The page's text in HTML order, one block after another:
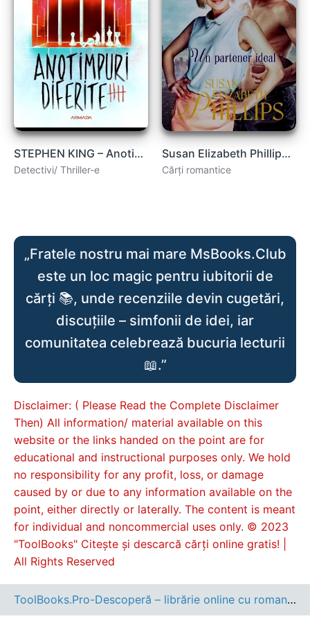
STEPHEN KING – Anotimpuri diferite carte .PDF
Detectivi/ Thriller-e
Susan Elizabeth Phillips- Chicago Stars #3 -Un Partener Ideal .PDF
Cărți romantice
„Fratele nostru mai mare MsBooks.Club
este un loc magic pentru iubitorii de
cărți 📚, unde recenziile devin cugetări,
discuțiile – simfonii de idei, iar
comunitatea celebrează bucuria lecturii
📖.”
Disclaimer: ( Please Read the Complete Disclaimer
Then) All information/ material available on this
website or the links handed on the point are for
educational and instructional purposes only. We hold
no responsibility for any profit, loss, or damage
caused by or due to any information available on the
point, either directly or laterally. The content is meant
for individual and noncommercial uses only. © 2023
"ToolBooks" Citește și descarcă cărți online gratis! |
All Rights Reserved
ToolBooks.Pro-Descoperă – librărie online cu romane, cărți pentru copii, dezvoltare personală și cele mai noi apariții editoriale.